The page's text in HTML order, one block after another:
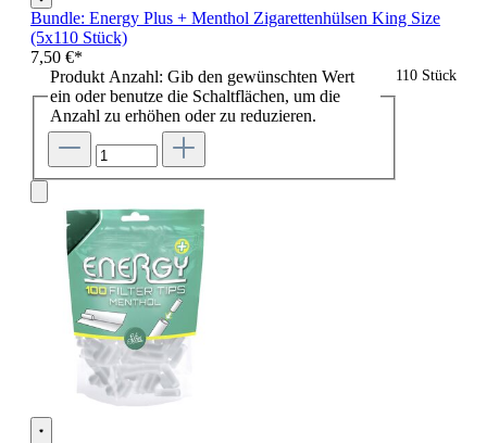
Bundle: Energy Plus + Menthol Zigarettenhülsen King Size
(5x110 Stück)
7,50 €*
110 Stück
Produkt Anzahl: Gib den gewünschten Wert
ein oder benutze die Schaltflächen, um die
Anzahl zu erhöhen oder zu reduzieren.